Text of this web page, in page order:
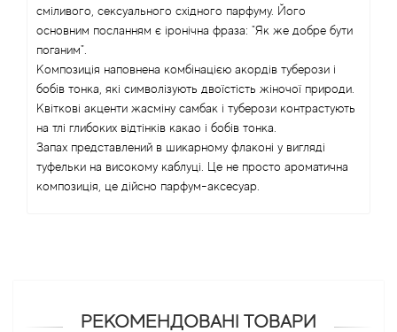
сміливого, сексуального східного парфуму. Його
основним посланням є іронічна фраза: "Як же добре бути
поганим".
Композиція наповнена комбінацією акордів туберози і
бобів тонка, які символізують двоїстість жіночої природи.
Квіткові акценти жасміну самбак і туберози контрастують
на тлі глибоких відтінків какао і бобів тонка.
Запах представлений в шикарному флаконі у вигляді
туфельки на високому каблуці. Це не просто ароматична
композиція, це дійсно парфум-аксесуар.
РЕКОМЕНДОВАНІ ТОВАРИ
ArteOlfatto
Asabi
Asgharali
Atelier Cologne